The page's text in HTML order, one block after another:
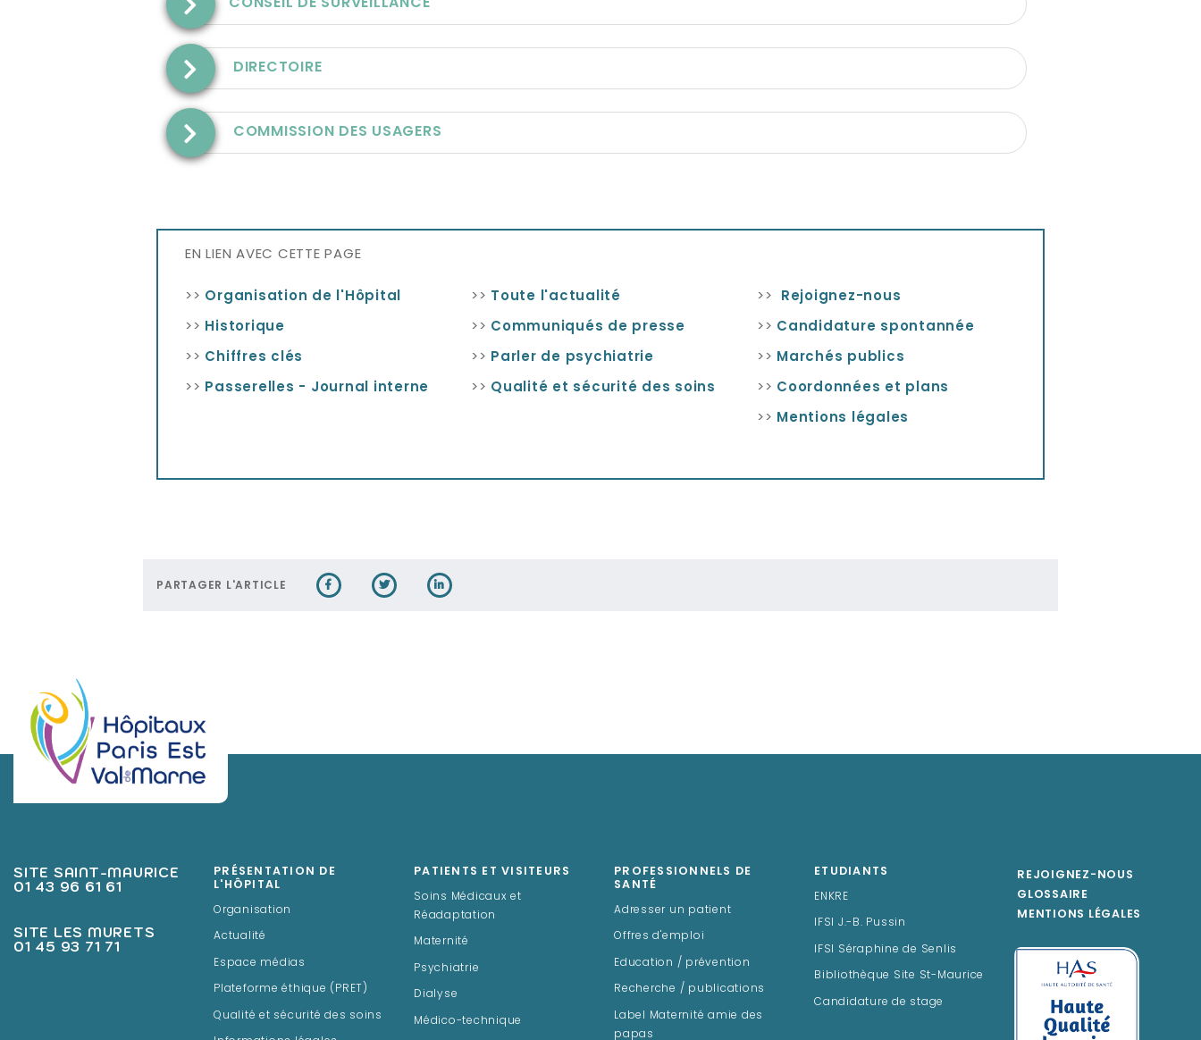
CONSEIL DE SURVEILLANCE
DIRECTOIRE
COMMISSION DES USAGERS
EN LIEN AVEC CETTE PAGE
>> Organisation de l'Hôpital
>> Historique
>> Chiffres clés
>> Passerelles - Journal interne
>> Toute l'actualité
>> Communiqués de presse
>> Parler de psychiatrie
>> Qualité et sécurité des soins
>> Rejoignez-nous
>> Candidature spontannée
>> Marchés publics
>> Coordonnées et plans
>> Mentions légales
PARTAGER L'ARTICLE
SITE SAINT-MAURICE
01 43 96 61 61
SITE LES MURETS
01 45 93 71 71
PRÉSENTATION DE
L'HÔPITAL
Organisation
Actualité
Espace médias
Plateforme éthique (PRET)
Qualité et sécurité des soins
PATIENTS ET VISITEURS
Soins Médicaux et
Réadaptation
Maternité
Psychiatrie
Dialyse
Médico-technique
PROFESSIONNELS DE
SANTÉ
Adresser un patient
Offres d'emploi
Education / prévention
Recherche / publications
Label Maternité amie des
papas
ETUDIANTS
ENKRE
IFSI J.-B. Pussin
IFSI Séraphine de Senlis
Bibliothèque Site St-Maurice
Candidature de stage
REJOIGNEZ-NOUS
GLOSSAIRE
MENTIONS LÉGALES